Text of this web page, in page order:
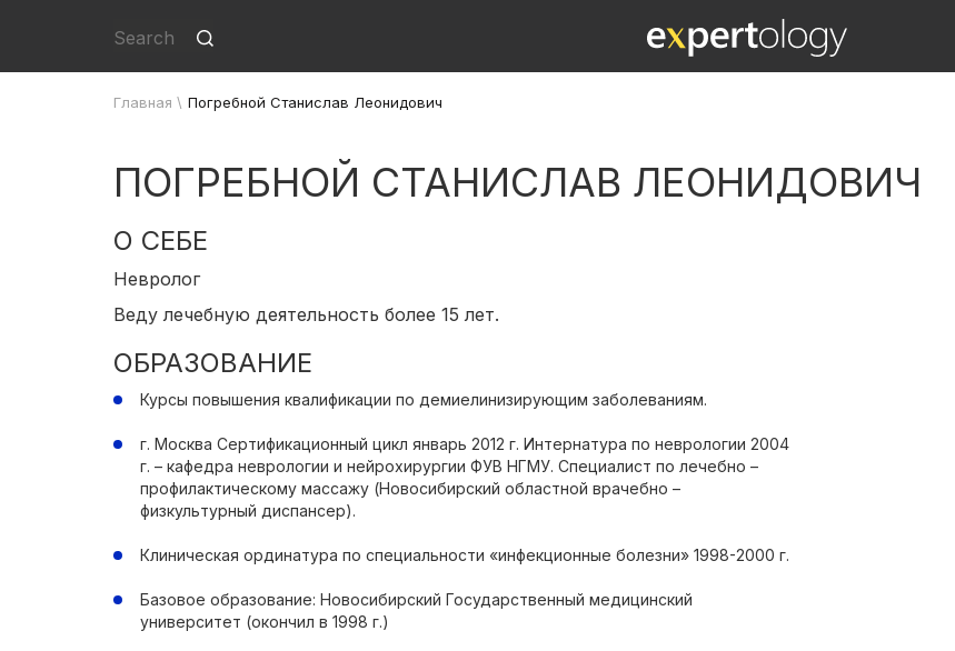
Главная \ Погребной Станислав Леонидович
ПОГРЕБНОЙ СТАНИСЛАВ ЛЕОНИДОВИЧ
О СЕБЕ
Невролог
Веду лечебную деятельность более 15 лет.
ОБРАЗОВАНИЕ
Курсы повышения квалификации по демиелинизирующим заболеваниям.
г. Москва Сертификационный цикл январь 2012 г. Интернатура по неврологии 2004
г. – кафедра неврологии и нейрохирургии ФУВ НГМУ. Специалист по лечебно –
профилактическому массажу (Новосибирский областной врачебно –
физкультурный диспансер).
Клиническая ординатура по специальности «инфекционные болезни» 1998-2000 г.
Базовое образование: Новосибирский Государственный медицинский
университет (окончил в 1998 г.)